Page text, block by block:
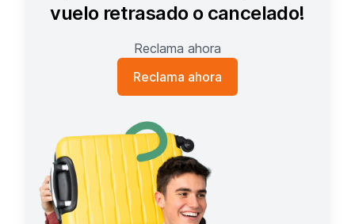
vuelo retrasado o cancelado!
Reclama ahora
Reclama ahora